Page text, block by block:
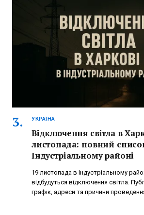
УКРАЇНА
Відключення світла в
листопада: повний
Індустріальному районі
19 листопада в Індустріальному
відбудуться відключення світла.
графік, адреси та причини